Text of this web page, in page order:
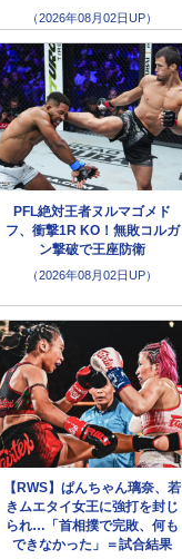
（2026年08月02日UP）
PFL絶対王者ヌルマゴメド
フ、衝撃1R KO！無敗コルガ
ン撃破で王座防衛
（2026年08月02日UP）
【RWS】ぱんちゃん璃奈、若
きムエタイ女王に強打を封じ
られ…「首相撲で完敗、何も
できなかった」＝試合結果